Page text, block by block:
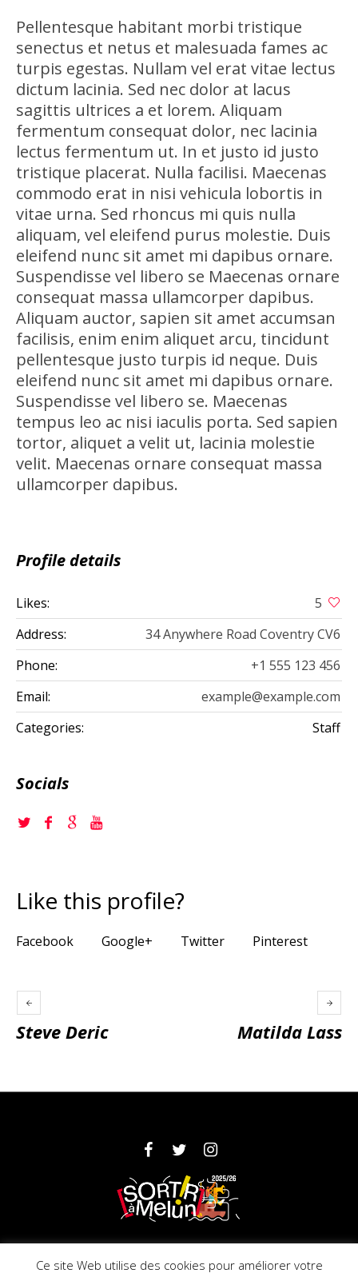
Pellentesque habitant morbi tristique
senectus et netus et malesuada fames ac
turpis egestas. Nullam vel erat vitae lectus
dictum lacinia. Sed nec dolor at lacus
sagittis ultrices a et lorem. Aliquam
fermentum consequat dolor, nec lacinia
lectus fermentum ut. In et justo id justo
tristique placerat. Nulla facilisi. Maecenas
commodo erat in nisi vehicula lobortis in
vitae urna. Sed rhoncus mi quis nulla
aliquam, vel eleifend purus molestie. Duis
eleifend nunc sit amet mi dapibus ornare.
Suspendisse vel libero se Maecenas ornare
consequat massa ullamcorper dapibus.
Aliquam auctor, sapien sit amet accumsan
facilisis, enim enim aliquet arcu, tincidunt
pellentesque justo turpis id neque. Duis
eleifend nunc sit amet mi dapibus ornare.
Suspendisse vel libero se. Maecenas
tempus leo ac nisi iaculis porta. Sed sapien
tortor, aliquet a velit ut, lacinia molestie
velit. Maecenas ornare consequat massa
ullamcorper dapibus.
Profile details
Likes:
5
Address:
34 Anywhere Road Coventry CV6
Phone:
+1 555 123 456
Email:
example@example.com
Categories:
Staff
Socials
Like this profile?
Facebook Google+ Twitter Pinterest
Steve Deric Matilda Lass
Partenaires Mentions légales
Ce site Web utilise des cookies pour améliorer votre